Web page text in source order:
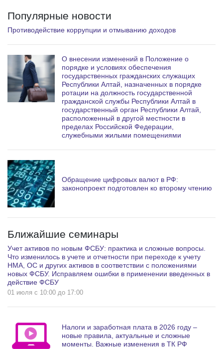
Популярные новости
Противодействие коррупции и отмыванию доходов
О внесении изменений в Положение о
порядке и условиях обеспечения
государственных гражданских служащих
Республики Алтай, назначенных в порядке
ротации на должность государственной
гражданской службы Республики Алтай в
государственный орган Республики Алтай,
расположенный в другой местности в
пределах Российской Федерации,
служебными жилыми помещениями
Обращение цифровых валют в РФ:
законопроект подготовлен ко второму чтению
Ближайшие семинары
Учет активов по новым ФСБУ: практика и сложные вопросы.
Что изменилось в учете и отчетности при переходе к учету
НМА, ОС и других активов в соответствии с положениями
новых ФСБУ. Исправляем ошибки в применении введенных в
действие ФСБУ
01 июля c 10:00 до 17:00
Налоги и заработная плата в 2026 году –
новые правила, актуальные и сложные
моменты. Важные изменения в ТК РФ